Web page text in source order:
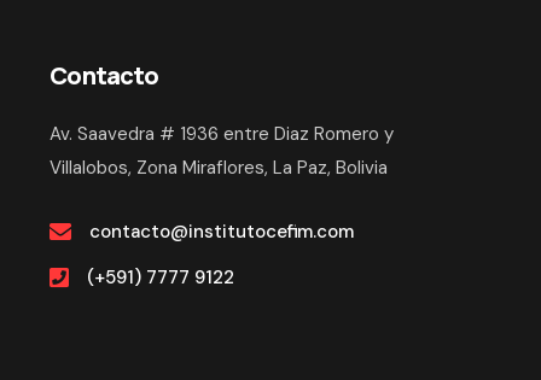
Contacto
Av. Saavedra # 1936 entre Diaz Romero y
Villalobos, Zona Miraflores, La Paz, Bolivia
contacto@institutocefim.com
(+591) 7777 9122